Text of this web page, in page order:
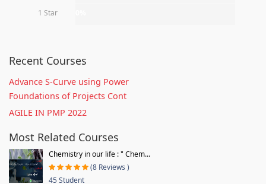
1 Star
Recent Courses
Advance S-Curve using Power
Foundations of Projects Cont
AGILE IN PMP 2022
Most Related Courses
Chemistry in our life : " Chem...
(8 Reviews )
45 Student